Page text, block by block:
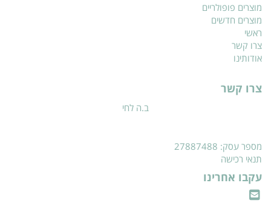
מוצרים פופולריים
מוצרים חדשים
ראשי
צרו קשר
אודותינו
צרו קשר
ב.ה לחי
מספר עסק: 27887488
תנאי רכישה
עקבו אחרינו